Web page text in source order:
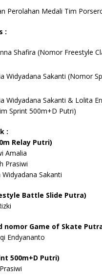
Perolahan Medali Tim
:
Shafira (Nomor Freestyle
Widyadana Sakanti (Nomor
Widyadana Sakanti & Lolita
Sprint 500m+D Putri)
:
Relay Putri)
Amalia
Prasiwi
Sakanti
Battle Slide Putra)
nomor Game of Skate
Endyananto
500m+D Putri)